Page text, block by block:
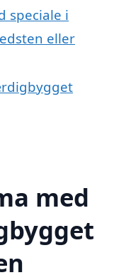
speciale i
eller
med